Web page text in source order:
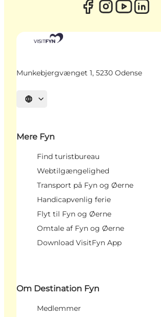
Munkebjergvænget 1, 5230 Odense
Vælg sprog
Mere Fyn
Find turistbureau
Webtilgængelighed
Transport på Fyn og Øerne
Handicapvenlig ferie
Flyt til Fyn og Øerne
Omtale af Fyn og Øerne
Download VisitFyn App
Om Destination Fyn
Medlemmer